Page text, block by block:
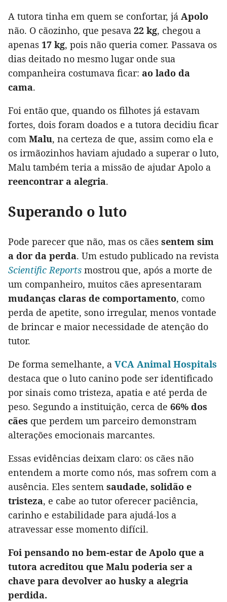
A tutora tinha em quem se confortar, já Apolo
não. O cãozinho, que pesava 22 kg, chegou a
apenas 17 kg, pois não queria comer. Passava os
dias deitado no mesmo lugar onde sua
companheira costumava ficar: ao lado da
cama.
Foi então que, quando os filhotes já estavam
fortes, dois foram doados e a tutora decidiu ficar
com Malu, na certeza de que, assim como ela e
os irmãozinhos haviam ajudado a superar o luto,
Malu também teria a missão de ajudar Apolo a
reencontrar a alegria.
Superando o luto
Pode parecer que não, mas os cães sentem sim
a dor da perda. Um estudo publicado na revista
Scientific Reports mostrou que, após a morte de
um companheiro, muitos cães apresentaram
mudanças claras de comportamento, como
perda de apetite, sono irregular, menos vontade
de brincar e maior necessidade de atenção do
tutor.
De forma semelhante, a VCA Animal Hospitals
destaca que o luto canino pode ser identificado
por sinais como tristeza, apatia e até perda de
peso. Segundo a instituição, cerca de 66% dos
cães que perdem um parceiro demonstram
alterações emocionais marcantes.
Essas evidências deixam claro: os cães não
entendem a morte como nós, mas sofrem com a
ausência. Eles sentem saudade, solidão e
tristeza, e cabe ao tutor oferecer paciência,
carinho e estabilidade para ajudá-los a
atravessar esse momento difícil.
Foi pensando no bem-estar de Apolo que a
tutora acreditou que Malu poderia ser a
chave para devolver ao husky a alegria
perdida.